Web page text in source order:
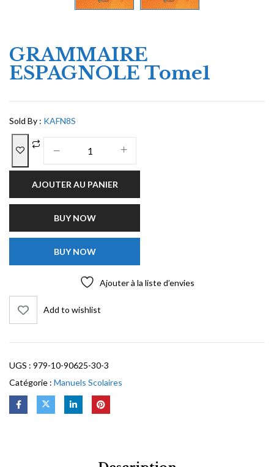
GRAMMAIRE
ESPAGNOLE Tome1
Sold By : KAFN8S
AJOUTER AU PANIER
BUY NOW
BUY NOW
Ajouter à la liste d’envies
Add to wishlist
UGS : 979-10-90625-30-3
Catégorie : Manuels Scolaires